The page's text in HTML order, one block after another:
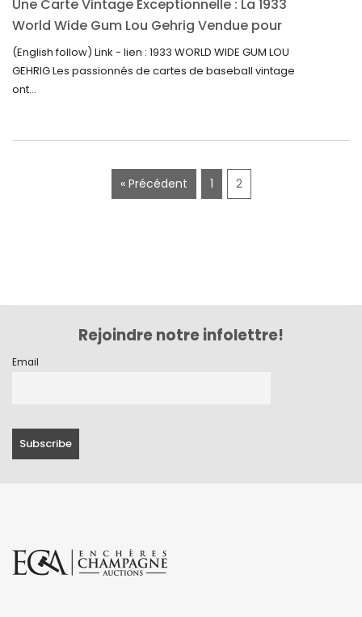
janvier 2021
décembre 2020
novembre 2020
septembre 2020
novembre 2019
juin 2019
mai 2019
Une Carte Vintage Exceptionnelle : La 1933
World Wide Gum Lou Gehrig Vendue pour
5500$ aux Enchères
(English follow) Link - lien : 1933 WORLD WIDE GUM LOU
GEHRIG Les passionnés de cartes de baseball vintage
ont...
« Précédent 1 2
Rejoindre notre infolettre!
Email